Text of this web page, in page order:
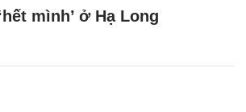
mình’ ở Hạ Long